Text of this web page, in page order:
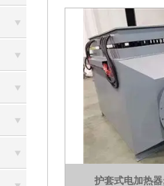
护套式电加热